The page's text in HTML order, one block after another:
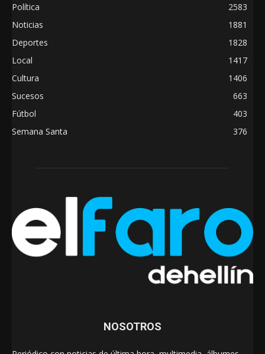
Política
2583
Noticias
1881
Deportes
1828
Local
1417
Cultura
1406
Sucesos
663
Fútbol
403
Semana Santa
376
NOSOTROS